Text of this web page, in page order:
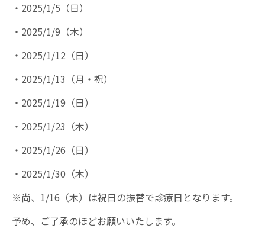
・2025/1/5（日）
・2025/1/9（木）
・2025/1/12（日）
・2025/1/13（月・祝）
・2025/1/19（日）
・2025/1/23（木）
・2025/1/26（日）
・2025/1/30（木）
※尚、1/16（木）は祝日の振替で診療日となります。
予め、ご了承のほどお願いいたします。